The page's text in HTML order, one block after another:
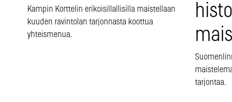
Kampin Korttelin erikoisillallisilla maistellaan
kuuden ravintolan tarjonnasta koottua
yhteismenua.
tarjontaa.